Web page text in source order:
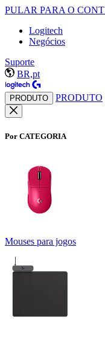
PULAR PARA O
Logitech
Negócios
Suporte
BR,pt
PRODUTO PRODUTO
Por CATEGORIA
Mouses para jogos